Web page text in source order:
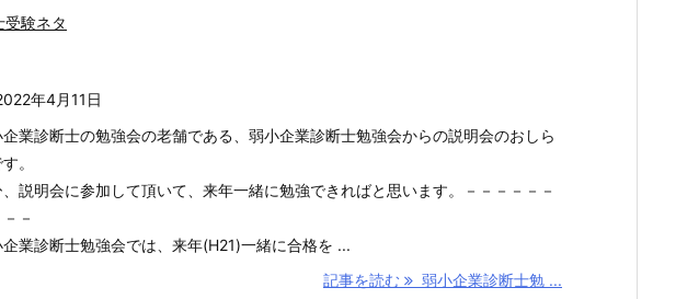
受験ネタ
年4月11日
業診断士の勉強会の老舗である、弱小企業診断士勉強会からの説明会のおしら
。
説明会に参加して頂いて、来年一緒に勉強できればと思います。－－－－－－
－－
業診断士勉強会では、来年(H21)一緒に合格を ...
記事を読む
弱小企業診断士勉 ...